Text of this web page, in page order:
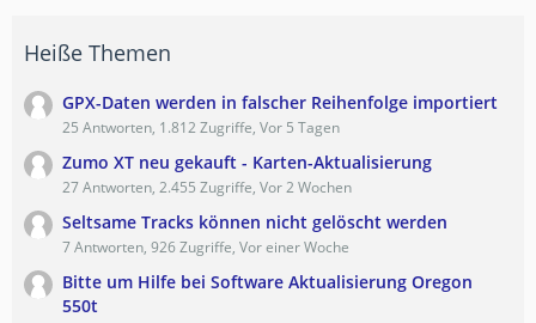
Heiße Themen
GPX-Daten werden in falscher Reihenfolge importiert
25 Antworten, 1.812 Zugriffe, Vor 5 Tagen
Zumo XT neu gekauft - Karten-Aktualisierung
27 Antworten, 2.455 Zugriffe, Vor 2 Wochen
Seltsame Tracks können nicht gelöscht werden
7 Antworten, 926 Zugriffe, Vor einer Woche
Bitte um Hilfe bei Software Aktualisierung Oregon
550t